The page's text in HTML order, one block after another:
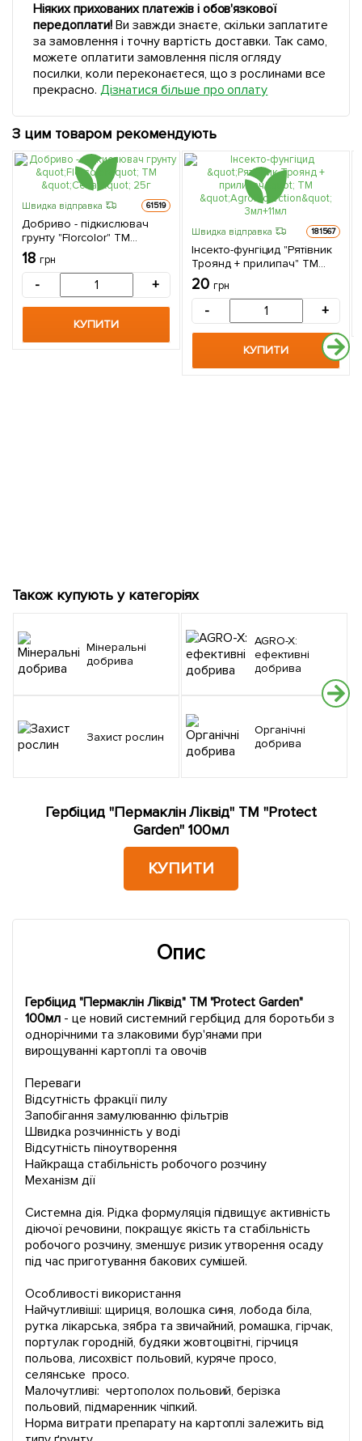
Ніяких прихованих платежів і обов'язкової
передоплати!Ви завжди знаєте, скільки заплатите
за замовлення і точну вартість доставки. Так само,
можете оплатити замовлення після огляду
посилки, коли переконаєтеся, що з рослинами все
прекрасно. Дізнатися більше про оплату
З цим товаром рекомендують
Швидка відправка 61519
Добриво - підкислювач
грунту "Florcolor" ТМ
"Сенат" 25г
18 грн
- +
КУПИТИ
Швидка відправка 181567
Інсекто-фунгіцид "Рятівник
Троянд + прилипач" ТМ
"AgroProtection" 3мл+11мл
20 грн
- +
КУПИТИ
Також купують у категоріях
Мінеральні
добрива
Захист рослин
AGRO-X:
ефективні
добрива
Органічні
добрива
Гербіцид "Пермаклін Ліквід" ТМ "Protect
Garden" 100мл
КУПИТИ
Опис
Гербіцид "Пермаклін Ліквід" ТМ "Protect Garden"
100мл - це новий системний гербіцид для боротьби з
однорічними та злаковими бур'янами при
вирощуванні картоплі та овочів
Переваги
Відсутність фракції пилу
Запобігання замулюванню фільтрів
Швидка розчинність у воді
Відсутність піноутворення
Найкраща стабільність робочого розчину
Механізм дії
Системна дія. Рідка формуляція підвищує активність
діючої речовини, покращує якість та стабільність
робочого розчину, зменшує ризик утворення осаду
під час приготування бакових сумішей.
Особливості використання
Найчутливіші: щириця, волошка синя, лобода біла,
рутка лікарська, зябра та звичайний, ромашка, гірчак,
портулак городній, будяки жовтоцвітні, гірчиця
польова, лисохвіст польовий, куряче просо,
селянське просо.
Малочутливі: чертополох польовий, берізка
польовий, підмаренник чіпкий.
Норма витрати препарату на картоплі залежить від